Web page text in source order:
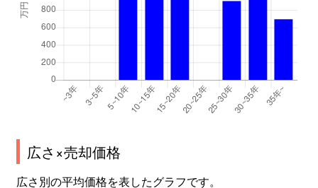
広さ×売却価格
広さ別の平均価格を表したグラフです。